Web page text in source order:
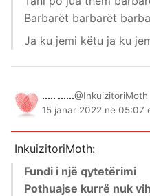
Barbarët barbarët
Ja ku jemi këtu ja ku
..... ......@InkuizitoriMoth
15 janar 2022 në 05:07
InkuizitoriMoth:
Fundi i një qytetërimi
Pothuajse kurrë nuk